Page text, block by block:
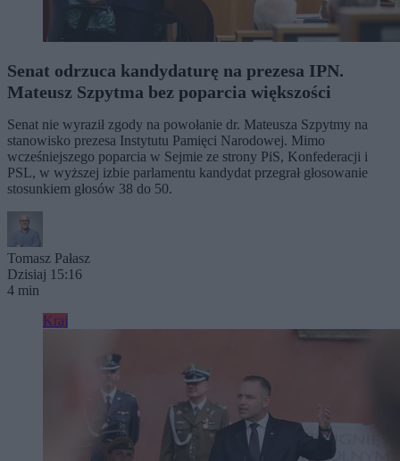
Senat odrzuca kandydaturę na prezesa IPN.
Mateusz Szpytma bez poparcia większości
Senat nie wyraził zgody na powołanie dr. Mateusza Szpytmy na
stanowisko prezesa Instytutu Pamięci Narodowej. Mimo
wcześniejszego poparcia w Sejmie ze strony PiS, Konfederacji i
PSL, w wyższej izbie parlamentu kandydat przegrał głosowanie
stosunkiem głosów 38 do 50.
Tomasz Pałasz
Dzisiaj 15:16
4 min
Kraj